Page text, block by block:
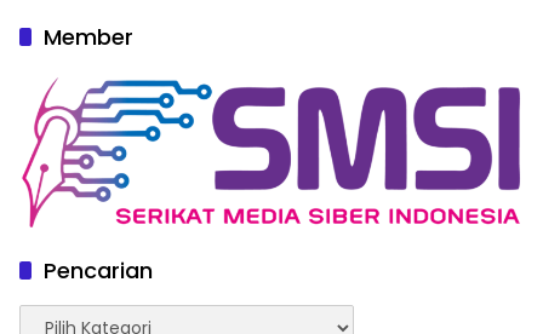
Member
Pencarian
Pencarian